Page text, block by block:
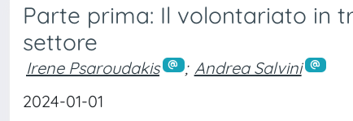
Parte prima: Il volontariato in
settore
Irene Psaroudakis ; Andrea Salvini
2024-01-01